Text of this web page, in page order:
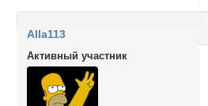
Alla113
Активный участник